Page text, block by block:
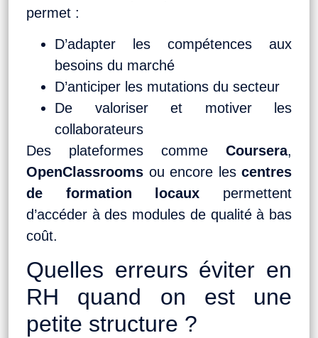
permet :
D’adapter les compétences aux
besoins du marché
D’anticiper les mutations du secteur
De valoriser et motiver les
collaborateurs
Des plateformes comme Coursera,
OpenClassrooms ou encore les centres
de formation locaux permettent
d’accéder à des modules de qualité à bas
coût.
Quelles erreurs éviter en
RH quand on est une
petite structure ?